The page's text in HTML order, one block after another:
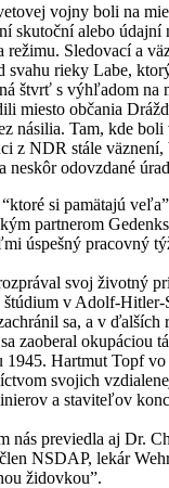
vojny boli na
skutoční alebo údajní
režimu. Sledovací a
svahu rieky Labe,
štvrť s výhľadom na
miesto občania
násilia. Tam, kde
z NDR stále väznení,
neskôr odovzdané
si pamätajú
partnerom
úspešný pracovný
svoj životný
v Adolf-Hitler-
sa, a v ďalších
zaoberal okupáciou
1945. Hartmut Topf
svojich
a staviteľov
nás previedla aj Dr.
NSDAP, lekár
židovkou”.